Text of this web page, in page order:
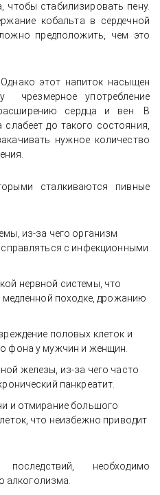
чтобы стабилизировать пену.
кобальта в сердечной
предположить, чем это
этот напиток насыщен
чрезмерное употребление
сердца и вен. В
до такого состояния,
нужное количество
сталкиваются пивные
из-за чего организм
с инфекционными
нервной системы, что
медленной походке, дрожанию
половых клеток и
фона у мужчин и женщин.
железы, из-за чего часто
панкреатит.
и отмирание большого
что неизбежно приводит
необходимо
алкоголизма.